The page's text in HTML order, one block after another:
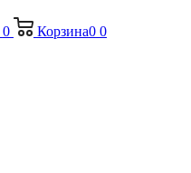
0 Корзина0 0